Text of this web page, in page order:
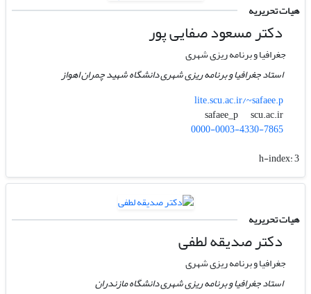
هیات تحریریه
دکتر مسعود صفایی پور
جغرافیا و برنامه ریزی شهری
استاد جغرافیا و برنامه ریزی شهری دانشگاه شهید چمران اهواز
lite.scu.ac.ir/~safaee.p
safaee_p
scu.ac.ir
0000-0003-4330-7865
h-index:3
هیات تحریریه
دکتر صدیقه لطفی
جغرافیا و برنامه ریزی شهری
استاد جغرافیا و برنامه ریزی شهری دانشگاه مازندران